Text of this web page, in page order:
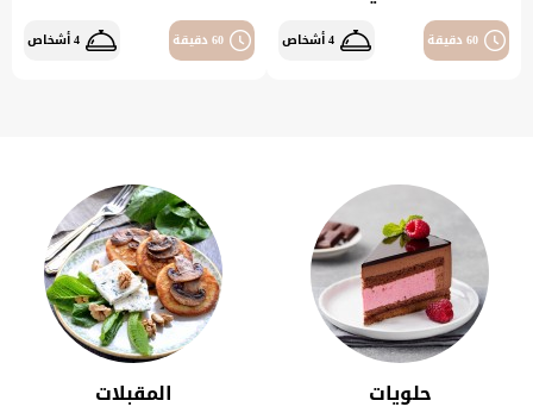
60 دقيقة 4 أشخاص 60 دقيقة 4 أشخاص
حلويات المقبلات